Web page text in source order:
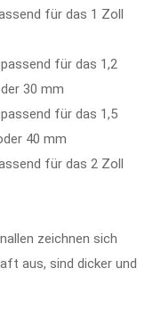
für das 1 Zoll
für das 1,2
30 mm
für das 1,5
40 mm
für das 2 Zoll
zeichnen sich
aus, sind dicker und